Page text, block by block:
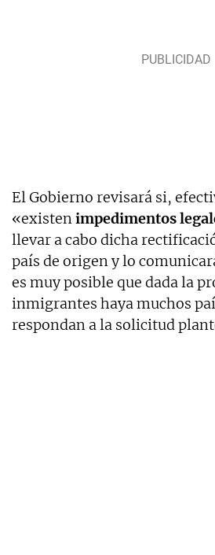
El Gobierno revisará si,
«existenimpedimentos
llevar a cabo dicha
país de origen y lo
es muy posible que dada la
inmigrantes haya muchos
respondan a la solicitud